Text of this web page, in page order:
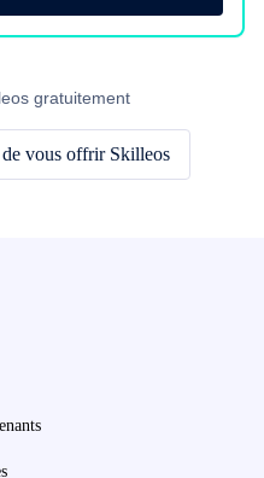
gratuitement
vous offrir Skilleos